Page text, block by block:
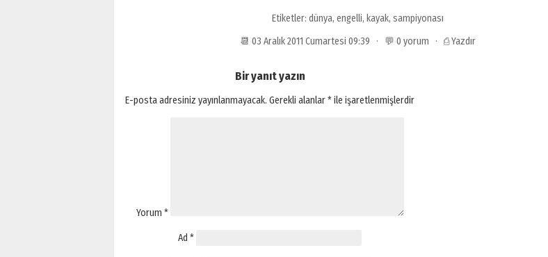
Etiketler: dünya, engelli, kayak, sampiyonası
📆 03 Aralık 2011 Cumartesi 09:39 · 💬 0 yorum · ⎙ Yazdır
Bir yanıt yazın
E-posta adresiniz yayınlanmayacak. Gerekli alanlar*ile işaretlenmişlerdir
Yorum *
Ad *